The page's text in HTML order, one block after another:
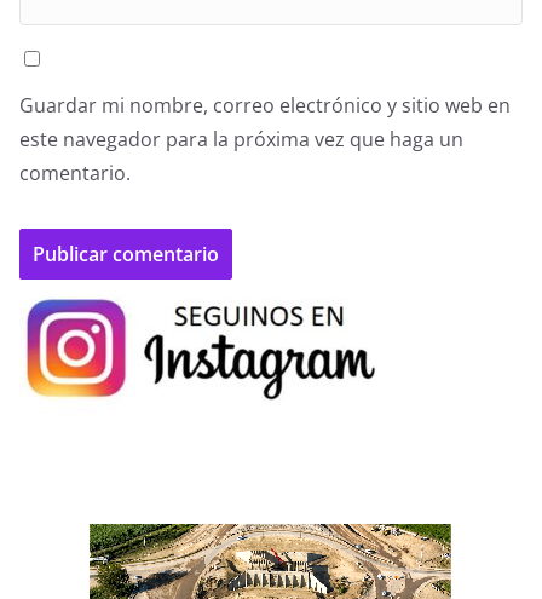
Guardar mi nombre, correo electrónico y sitio web en
este navegador para la próxima vez que haga un
comentario.